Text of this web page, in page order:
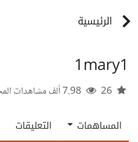
الرئيسية
1mary1
المساهمات التعليقات